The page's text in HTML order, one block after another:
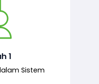
1
Sistem
permohonan
pemohon,